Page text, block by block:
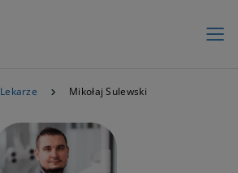
Lekarze Mikołaj Sulewski